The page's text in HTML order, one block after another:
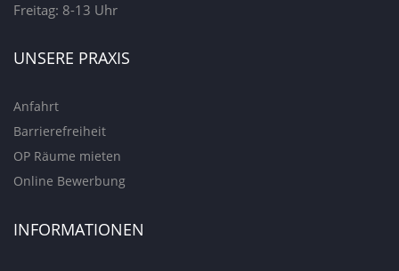
Freitag: 8-13 Uhr
UNSERE PRAXIS
Anfahrt
Barrierefreiheit
OP Räume mieten
Online Bewerbung
INFORMATIONEN